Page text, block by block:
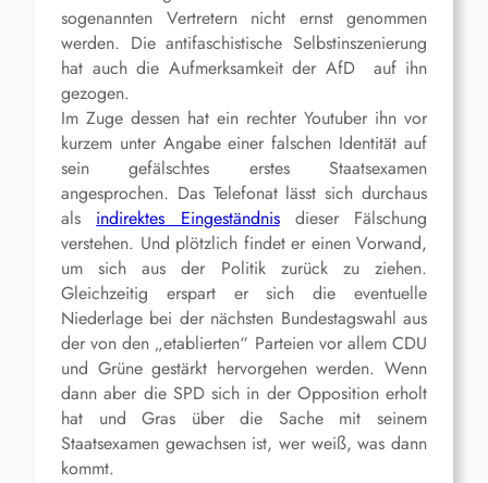
sogenannten Vertretern nicht ernst genommen
werden. Die antifaschistische Selbstinszenierung
hat auch die Aufmerksamkeit der AfD auf ihn
gezogen.
Im Zuge dessen hat ein rechter Youtuber ihn vor
kurzem unter Angabe einer falschen Identität auf
sein gefälschtes erstes Staatsexamen
angesprochen. Das Telefonat lässt sich durchaus
als indirektes Eingeständnisdieser Fälschung
verstehen. Und plötzlich findet er einen Vorwand,
um sich aus der Politik zurück zu ziehen.
Gleichzeitig erspart er sich die eventuelle
Niederlage bei der nächsten Bundestagswahl aus
der von den „etablierten“ Parteien vor allem CDU
und Grüne gestärkt hervorgehen werden. Wenn
dann aber die SPD sich in der Opposition erholt
hat und Gras über die Sache mit seinem
Staatsexamen gewachsen ist, wer weiß, was dann
kommt.